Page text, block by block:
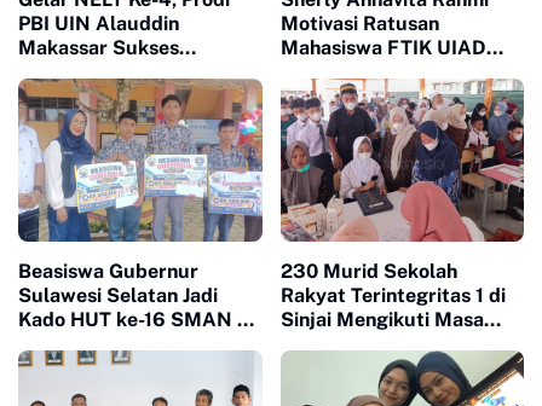
PBI UIN Alauddin
Makassar Sukses
Lintas Negara
Motivasi Ratusan
Mahasiswa FTIK UIAD
Karir
Beasiswa Gubernur
Sulawesi Selatan Jadi
Kado HUT ke-16 SMAN 10
230 Murid Sekolah
Rakyat Terintegritas 1 di
Sinjai Mengikuti Masa